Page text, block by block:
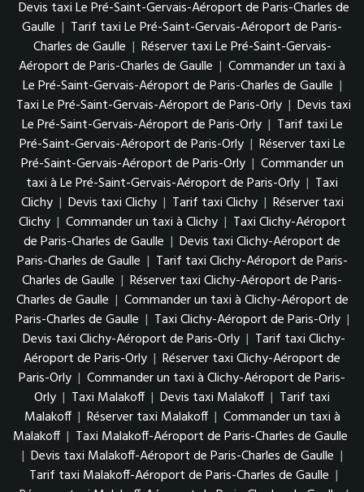
Devis taxi Le Pré-Saint-Gervais-Aéroport de Paris-Charles de
Gaulle | Tarif taxi Le Pré-Saint-Gervais-Aéroport de Paris-
Charles de Gaulle | Réserver taxi Le Pré-Saint-Gervais-
Aéroport de Paris-Charles de Gaulle | Commander un taxi à
Le Pré-Saint-Gervais-Aéroport de Paris-Charles de Gaulle |
Taxi Le Pré-Saint-Gervais-Aéroport de Paris-Orly | Devis taxi
Le Pré-Saint-Gervais-Aéroport de Paris-Orly | Tarif taxi Le
Pré-Saint-Gervais-Aéroport de Paris-Orly | Réserver taxi Le
Pré-Saint-Gervais-Aéroport de Paris-Orly | Commander un
taxi à Le Pré-Saint-Gervais-Aéroport de Paris-Orly | Taxi
Clichy | Devis taxi Clichy | Tarif taxi Clichy | Réserver taxi
Clichy | Commander un taxi à Clichy | Taxi Clichy-Aéroport
de Paris-Charles de Gaulle | Devis taxi Clichy-Aéroport de
Paris-Charles de Gaulle | Tarif taxi Clichy-Aéroport de Paris-
Charles de Gaulle | Réserver taxi Clichy-Aéroport de Paris-
Charles de Gaulle | Commander un taxi à Clichy-Aéroport de
Paris-Charles de Gaulle | Taxi Clichy-Aéroport de Paris-Orly |
Devis taxi Clichy-Aéroport de Paris-Orly | Tarif taxi Clichy-
Aéroport de Paris-Orly | Réserver taxi Clichy-Aéroport de
Paris-Orly | Commander un taxi à Clichy-Aéroport de Paris-
Orly | Taxi Malakoff | Devis taxi Malakoff | Tarif taxi
Malakoff | Réserver taxi Malakoff | Commander un taxi à
Malakoff | Taxi Malakoff-Aéroport de Paris-Charles de Gaulle
| Devis taxi Malakoff-Aéroport de Paris-Charles de Gaulle |
Tarif taxi Malakoff-Aéroport de Paris-Charles de Gaulle |